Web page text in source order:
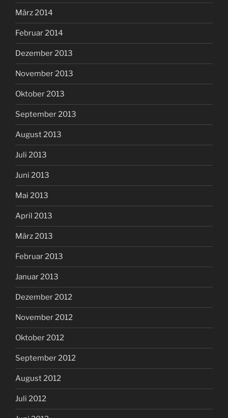
März 2014
Februar 2014
Dezember 2013
November 2013
Oktober 2013
September 2013
August 2013
Juli 2013
Juni 2013
Mai 2013
April 2013
März 2013
Februar 2013
Januar 2013
Dezember 2012
November 2012
Oktober 2012
September 2012
August 2012
Juli 2012